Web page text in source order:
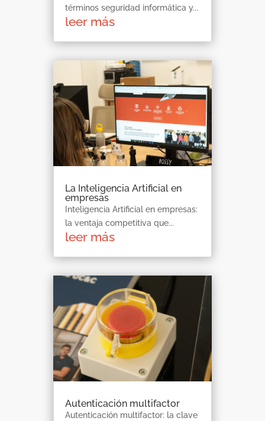
términos seguridad informática y...
leer más
La Inteligencia Artificial en
empresas
Inteligencia Artificial en empresas:
la ventaja competitiva que...
leer más
Autenticación multifactor
Autenticación multifactor: la clave